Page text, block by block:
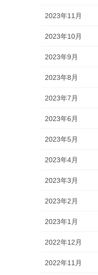
2023年11月
2023年10月
2023年9月
2023年8月
2023年7月
2023年6月
2023年5月
2023年4月
2023年3月
2023年2月
2023年1月
2022年12月
2022年11月